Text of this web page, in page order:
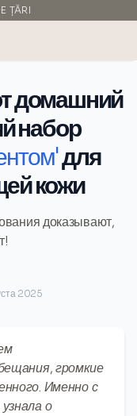
ȚĂRI
домашний
набор
для
кожи
доказывают,
2025
громкие
Именно с
о